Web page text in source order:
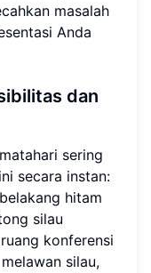
masalah
Anda
dan
sering
secara instan:
hitam
silau
konferensi
silau,